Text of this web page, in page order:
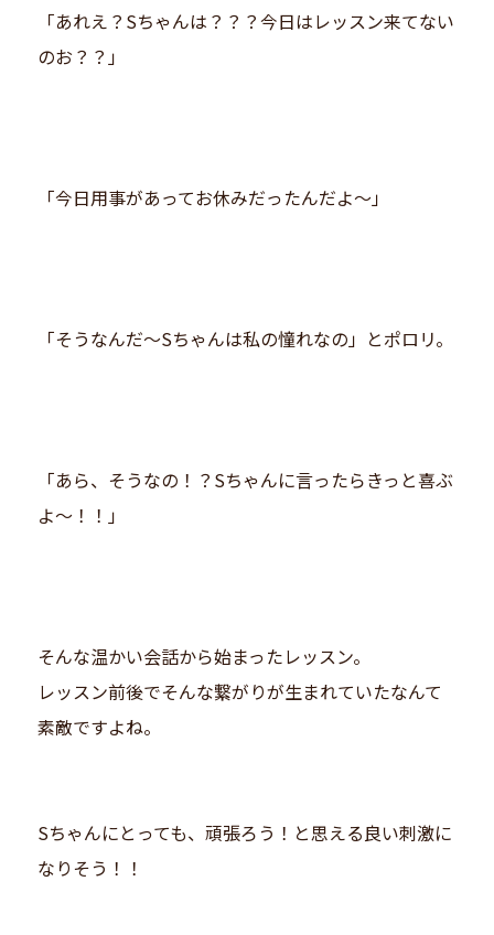
「あれえ？Sちゃんは？？？今日はレッスン来てない
のお？？」
「今日用事があってお休みだったんだよ〜」
「そうなんだ〜Sちゃんは私の憧れなの」とポロリ。
「あら、そうなの！？Sちゃんに言ったらきっと喜ぶ
よ〜！！」
そんな温かい会話から始まったレッスン。
レッスン前後でそんな繋がりが生まれていたなんて
素敵ですよね。
Sちゃんにとっても、頑張ろう！と思える良い刺激に
なりそう！！